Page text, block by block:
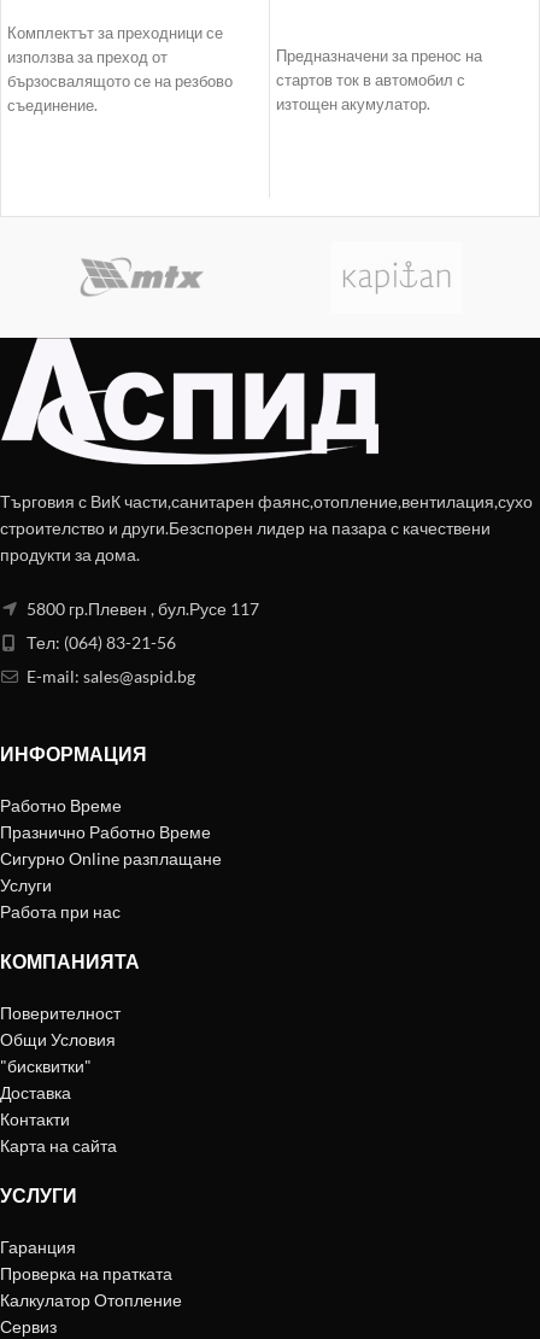
Комплектът за преходници се
използва за преход от
бързосвалящото се на резбово
съединение.
Предназначени за пренос на
стартов ток в автомобил с
изтощен акумулатор.
Търговия с ВиК части,санитарен фаянс,отопление,вентилация,сухо
строителство и други.Безспорен лидер на пазара с качествени
продукти за дома.
5800 гр.Плевен , бул.Русе 117
Тел: (064) 83-21-56
E-mail: sales@aspid.bg
ИНФОРМАЦИЯ
Работно Време
Празнично Работно Време
Сигурно Online разплащане
Услуги
Работа при нас
КОМПАНИЯТА
Поверителност
Общи Условия
"бисквитки"
Доставка
Контакти
Карта на сайта
УСЛУГИ
Гаранция
Проверка на пратката
Калкулатор Отопление
Сервиз